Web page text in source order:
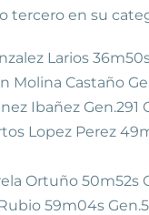
tercero en su
Larios
Molina Castaño
Ibañez Gen.291
Lopez Perez
Ortuño 50m52s
59m04s